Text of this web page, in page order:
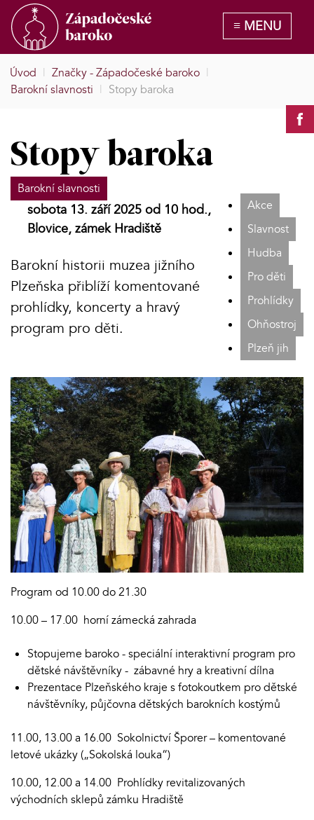
Úvod | Značky - Západočeské baroko |
Barokní slavnosti | Stopy baroka
Stopy baroka
Barokní slavnosti
Akce
Slavnost
Hudba
Pro děti
Prohlídky
Ohňostroj
Plzeň jih
sobota 13. září 2025 od 10 hod.,
Blovice, zámek Hradiště
Barokní historii muzea jižního
Plzeňska přiblíží komentované
prohlídky, koncerty a hravý
program pro děti.
Program od 10.00 do 21.30
10.00 – 17.00 horní zámecká zahrada
Stopujeme baroko - speciální interaktivní program pro
dětské návštěvníky - zábavné hry a kreativní dílna
Prezentace Plzeňského kraje s fotokoutkem pro dětské
návštěvníky, půjčovna dětských barokních kostýmů
11.00, 13.00 a 16.00 Sokolnictví Šporer – komentované
letové ukázky („Sokolská louka“)
10.00, 12.00 a 14.00 Prohlídky revitalizovaných
východních sklepů zámku Hradiště